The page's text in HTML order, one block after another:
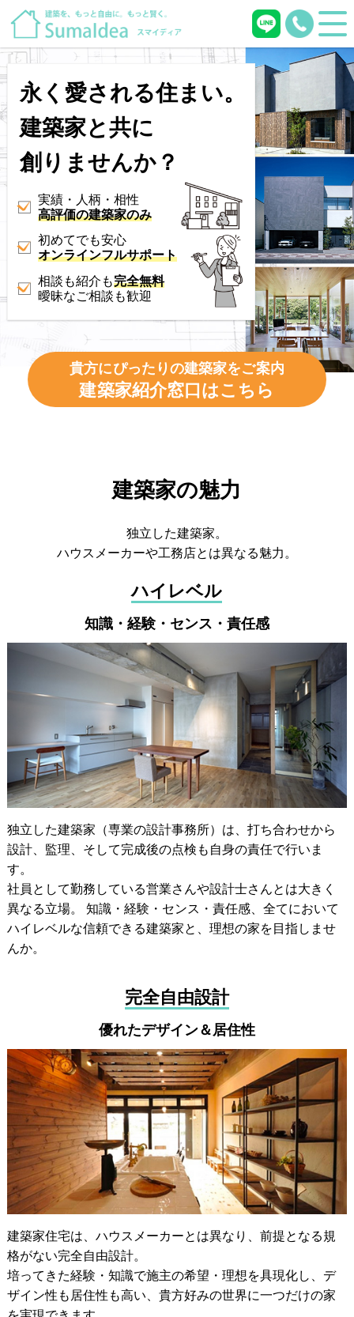
永く愛される住まい。
建築家と共に
創りませんか？
実績・人柄・相性
高評価の建築家のみ
初めてでも安心
オンラインフルサポート
相談も紹介も完全無料
曖昧なご相談も歓迎
貴方にぴったりの建築家をご案内
建築家紹介窓口はこちら
建築家の魅力
独立した建築家。
ハウスメーカーや工務店とは異なる魅力。
ハイレベル
知識・経験・センス・責任感
独立した建築家（専業の設計事務所）は、打ち合わせから
設計、監理、そして完成後の点検も自身の責任で行いま
す。
社員として勤務している営業さんや設計士さんとは大きく
異なる立場。 知識・経験・センス・責任感、全てにおいて
ハイレベルな信頼できる建築家と、理想の家を目指しませ
んか。
完全自由設計
優れたデザイン＆居住性
建築家住宅は、ハウスメーカーとは異なり、前提となる規
格がない完全自由設計。
培ってきた経験・知識で施主の希望・理想を具現化し、デ
ザイン性も居住性も高い、貴方好みの世界に一つだけの家